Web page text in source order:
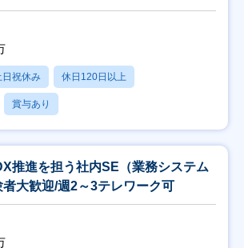
日祝休み 休日120日以上
賞与あり
推進を担う社内SE（業務システム
大歓迎/週2～3テレワーク可